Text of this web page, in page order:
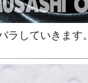
ラしていきます。